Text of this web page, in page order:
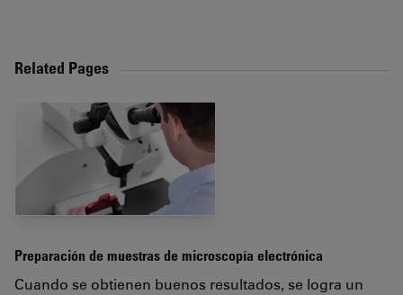
Related Pages
Preparación de muestras de microscopía electrónica
Cuando se obtienen buenos resultados, se logra un